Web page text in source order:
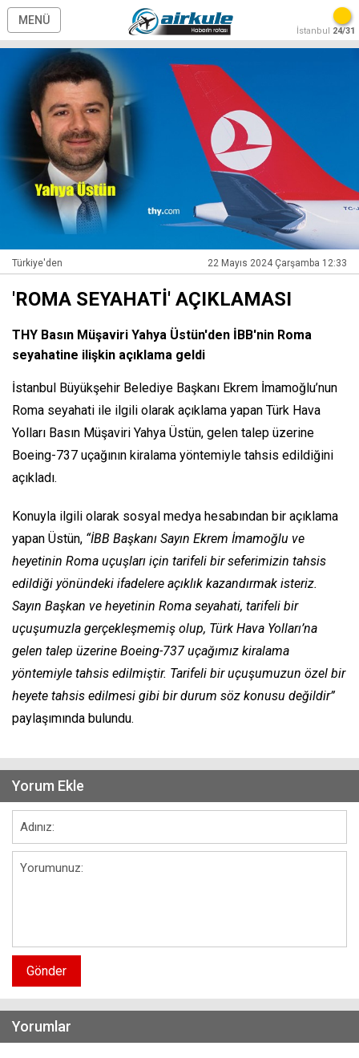
MENÜ
İstanbul 24/31
Türkiye'den 22 Mayıs 2024 Çarşamba 12:33
'ROMA SEYAHATİ' AÇIKLAMASI
THY Basın Müşaviri Yahya Üstün'den İBB'nin Roma
seyahatine ilişkin açıklama geldi
İstanbul Büyükşehir Belediye Başkanı Ekrem İmamoğlu’nun
Roma seyahati ile ilgili olarak açıklama yapan Türk Hava
Yolları Basın Müşaviri Yahya Üstün, gelen talep üzerine
Boeing-737 uçağının kiralama yöntemiyle tahsis edildiğini
açıkladı.
Konuyla ilgili olarak sosyal medya hesabından bir açıklama
yapan Üstün, “İBB Başkanı Sayın Ekrem İmamoğlu ve
heyetinin Roma uçuşları için tarifeli bir seferimizin tahsis
edildiği yönündeki ifadelere açıklık kazandırmak isteriz.
Sayın Başkan ve heyetinin Roma seyahati, tarifeli bir
uçuşumuzla gerçekleşmemiş olup, Türk Hava Yolları’na
gelen talep üzerine Boeing-737 uçağımız kiralama
yöntemiyle tahsis edilmiştir. Tarifeli bir uçuşumuzun özel bir
heyete tahsis edilmesi gibi bir durum söz konusu değildir”
paylaşımında bulundu.
Yorum Ekle
Gönder
Yorumlar